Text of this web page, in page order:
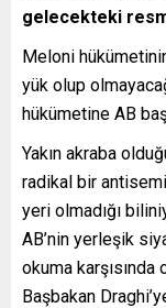
gelecekteki
Meloni
yük olup
hükümetine AB
Yakın akraba
radikal bir
yeri olmadığı
AB’nin yerleşik
okuma
Başbakan